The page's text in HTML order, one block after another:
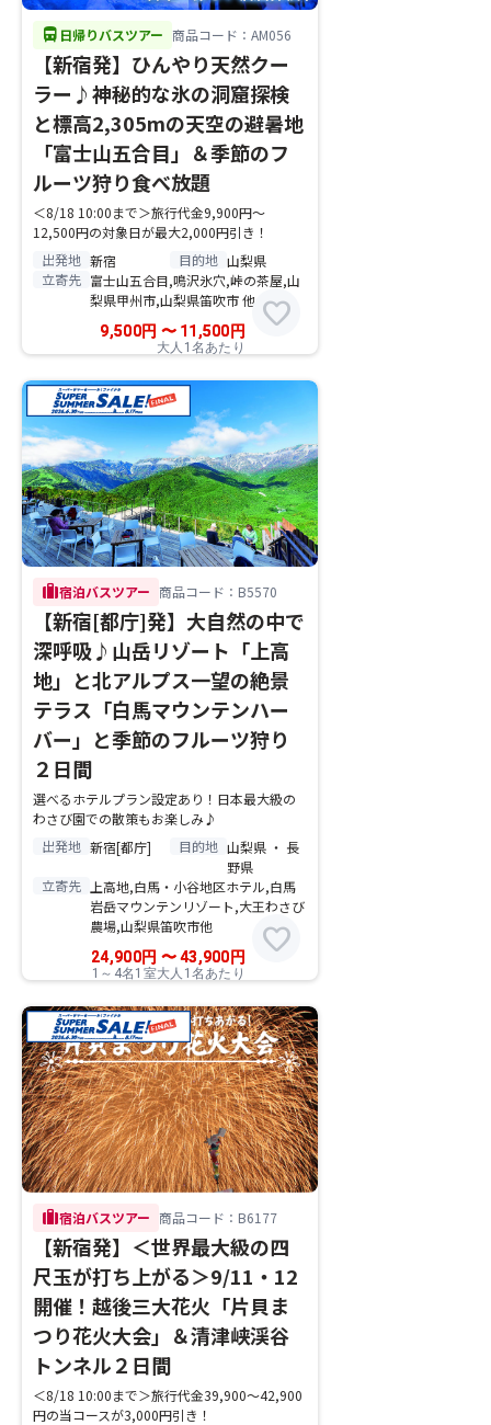
directions_bus 日帰りバスツアー 商品コード：AM056
【新宿発】ひんやり天然クー
ラー♪神秘的な氷の洞窟探検
と標高2,305mの天空の避暑地
「富士山五合目」＆季節のフ
ルーツ狩り食べ放題
＜8/18 10:00まで＞旅行代金9,900円～
12,500円の対象日が最大2,000円引き！
出発地 新宿 目的地 山梨県
立寄先 富士山五合目,鳴沢氷穴,峠の茶屋,山
梨県甲州市,山梨県笛吹市 他
9,500円 〜11,500 円
大人1名あたり
favorite
trip宿泊バスツアー 商品コード：B5570
【新宿[都庁]発】大自然の中で
深呼吸♪山岳リゾート「上高
地」と北アルプス一望の絶景
テラス「白馬マウンテンハー
バー」と季節のフルーツ狩り
２日間
選べるホテルプラン設定あり！日本最大級の
わさび園での散策もお楽しみ♪
出発地 新宿[都庁] 目的地 山梨県 ・ 長
野県
立寄先
上高地,白馬・小谷地区ホテル,白馬
岩岳マウンテンリゾート,大王わさび
農場,山梨県笛吹市他
24,900円 〜43,900 円
1～4名1室大人1名あたり
favorite
trip宿泊バスツアー 商品コード：B6177
【新宿発】＜世界最大級の四
尺玉が打ち上がる＞9/11・12
開催！越後三大花火「片貝ま
つり花火大会」＆清津峡渓谷
トンネル２日間
＜8/18 10:00まで＞旅行代金39,900～42,900
円の当コースが3,000円引き！